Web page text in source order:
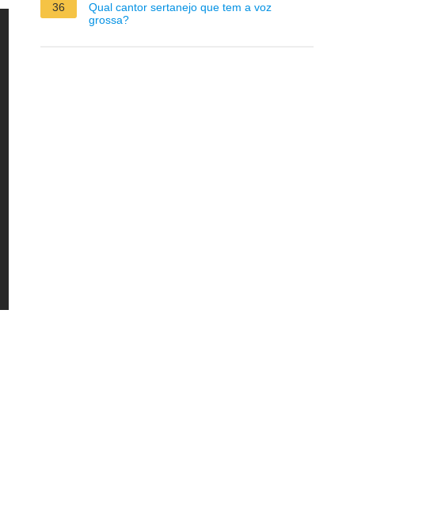
36
Qual cantor sertanejo que tem a voz
grossa?